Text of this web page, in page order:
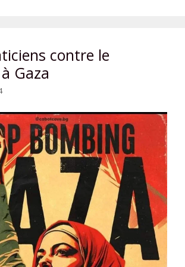
contre le
Gaza